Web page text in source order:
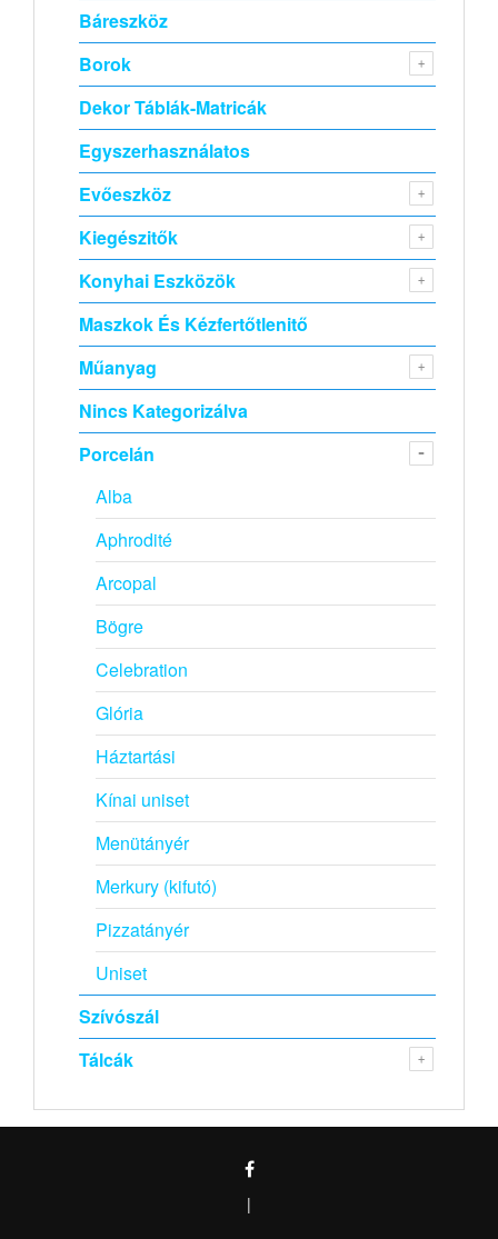
Báreszköz
Borok
Dekor Táblák-Matricák
Egyszerhasználatos
Evőeszköz
Kiegészitők
Konyhai Eszközök
Maszkok És Kézfertőtlenitő
Műanyag
Nincs Kategorizálva
Porcelán
Alba
Aphrodité
Arcopal
Bögre
Celebration
Glória
Háztartási
Kínai uniset
Menütányér
Merkury (kifutó)
Pizzatányér
Uniset
Szívószál
Tálcák
|